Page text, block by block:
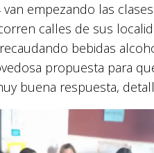
empezando las
calles de sus
bebidas
propuesta para
buena respuesta,